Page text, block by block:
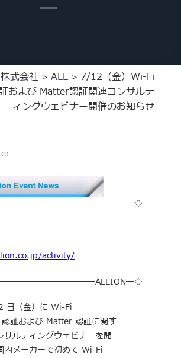
式会社 >ALL > 7/12（金）Wi-Fi
および Matter認証関連コンサルテ
ィングウェビナー開催のお知らせ
activity/
日（金）に Wi-Fi
証および Matter 認証に関す
サルティングウェビナーを開
内メーカーで初めて Wi-Fi